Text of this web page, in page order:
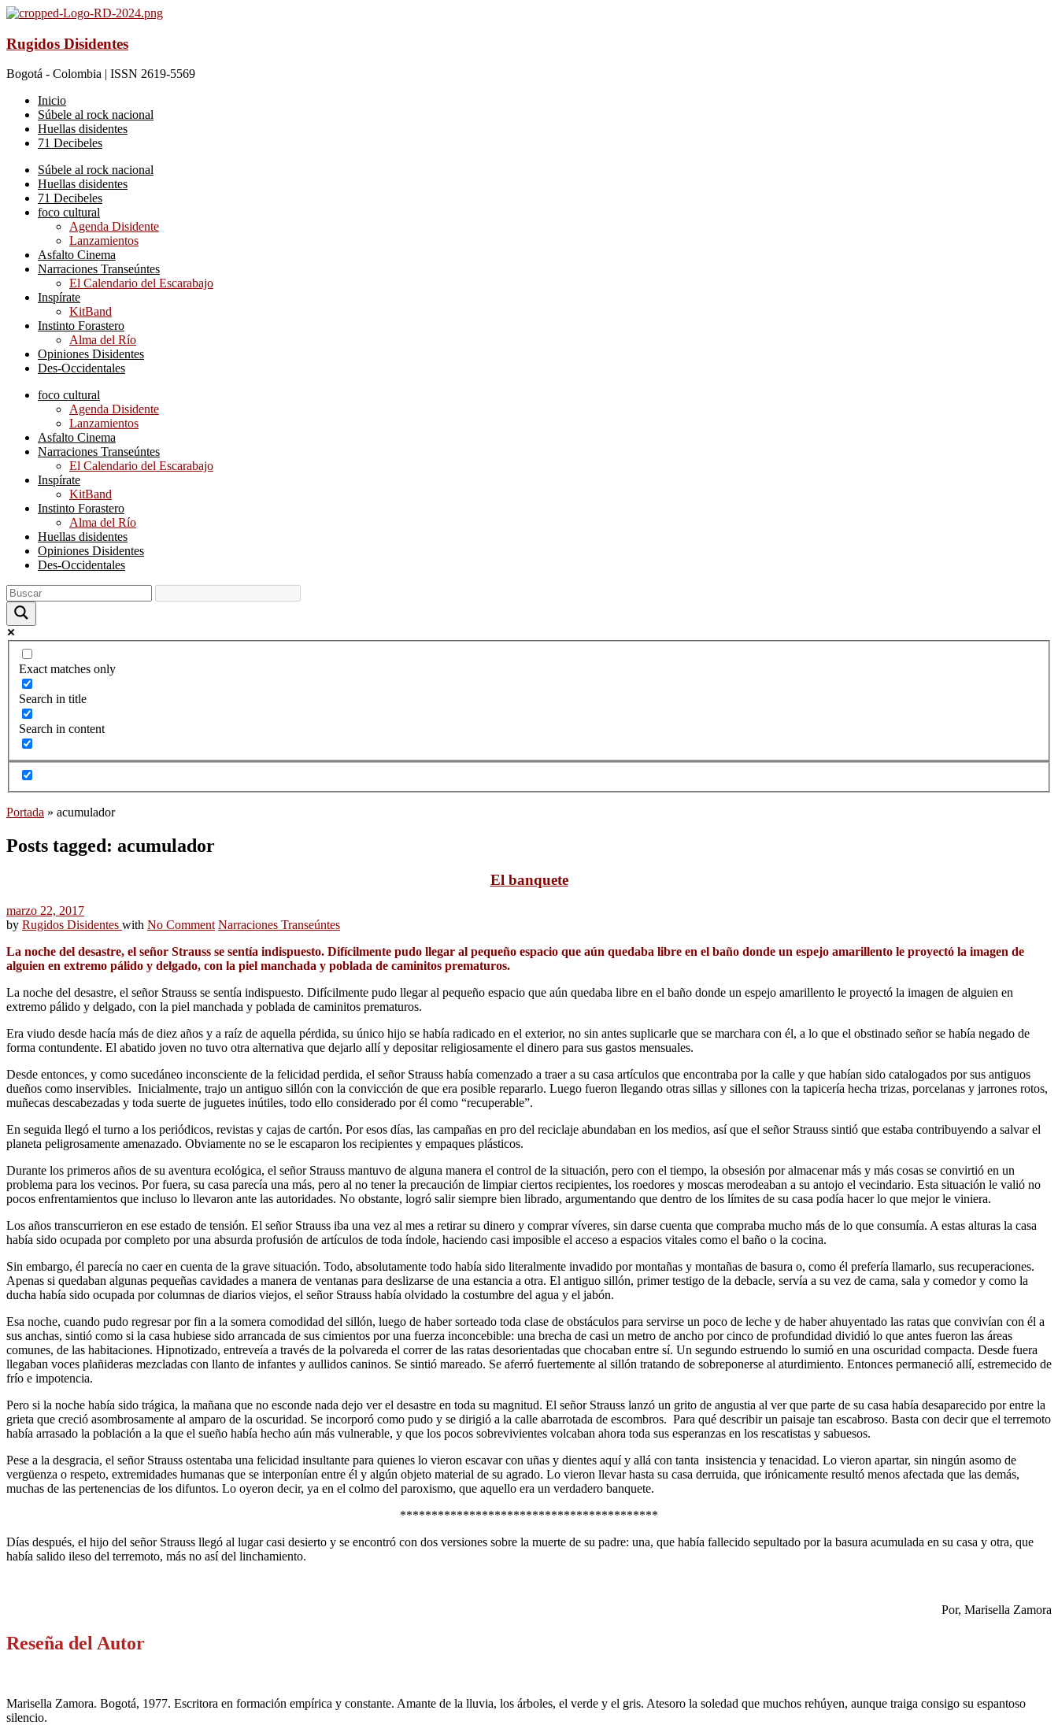
Rugidos Disidentes
Bogotá - Colombia | ISSN 2619-5569
Inicio
Súbele al rock nacional
Huellas disidentes
71 Decibeles
Súbele al rock nacional
Huellas disidentes
71 Decibeles
foco cultural
Agenda Disidente
Lanzamientos
Asfalto Cinema
Narraciones Transeúntes
El Calendario del Escarabajo
Inspírate
KitBand
Instinto Forastero
Alma del Río
Opiniones Disidentes
Des-Occidentales
foco cultural
Agenda Disidente
Lanzamientos
Asfalto Cinema
Narraciones Transeúntes
El Calendario del Escarabajo
Inspírate
KitBand
Instinto Forastero
Alma del Río
Huellas disidentes
Opiniones Disidentes
Des-Occidentales
Exact matches only
Search in title
Search in content
Portada » acumulador
Posts tagged: acumulador
El banquete
marzo 22, 2017
by Rugidos Disidentes with No Comment Narraciones Transeúntes
La noche del desastre, el señor Strauss se sentía indispuesto. Difícilmente pudo llegar al pequeño espacio que aún quedaba libre en el baño donde un espejo amarillento le proyectó la imagen de
alguien en extremo pálido y delgado, con la piel manchada y poblada de caminitos prematuros.
La noche del desastre, el señor Strauss se sentía indispuesto. Difícilmente pudo llegar al pequeño espacio que aún quedaba libre en el baño donde un espejo amarillento le proyectó la imagen de alguien en
extremo pálido y delgado, con la piel manchada y poblada de caminitos prematuros.
Era viudo desde hacía más de diez años y a raíz de aquella pérdida, su único hijo se había radicado en el exterior, no sin antes suplicarle que se marchara con él, a lo que el obstinado señor se había negado de
forma contundente. El abatido joven no tuvo otra alternativa que dejarlo allí y depositar religiosamente el dinero para sus gastos mensuales.
Desde entonces, y como sucedáneo inconsciente de la felicidad perdida, el señor Strauss había comenzado a traer a su casa artículos que encontraba por la calle y que habían sido catalogados por sus antiguos
dueños como inservibles. Inicialmente, trajo un antiguo sillón con la convicción de que era posible repararlo. Luego fueron llegando otras sillas y sillones con la tapicería hecha trizas, porcelanas y jarrones rotos,
muñecas descabezadas y toda suerte de juguetes inútiles, todo ello considerado por él como “recuperable”.
En seguida llegó el turno a los periódicos, revistas y cajas de cartón. Por esos días, las campañas en pro del reciclaje abundaban en los medios, así que el señor Strauss sintió que estaba contribuyendo a salvar el
planeta peligrosamente amenazado. Obviamente no se le escaparon los recipientes y empaques plásticos.
Durante los primeros años de su aventura ecológica, el señor Strauss mantuvo de alguna manera el control de la situación, pero con el tiempo, la obsesión por almacenar más y más cosas se convirtió en un
problema para los vecinos. Por fuera, su casa parecía una más, pero al no tener la precaución de limpiar ciertos recipientes, los roedores y moscas merodeaban a su antojo el vecindario. Esta situación le valió no
pocos enfrentamientos que incluso lo llevaron ante las autoridades. No obstante, logró salir siempre bien librado, argumentando que dentro de los límites de su casa podía hacer lo que mejor le viniera.
Los años transcurrieron en ese estado de tensión. El señor Strauss iba una vez al mes a retirar su dinero y comprar víveres, sin darse cuenta que compraba mucho más de lo que consumía. A estas alturas la casa
había sido ocupada por completo por una absurda profusión de artículos de toda índole, haciendo casi imposible el acceso a espacios vitales como el baño o la cocina.
Sin embargo, él parecía no caer en cuenta de la grave situación. Todo, absolutamente todo había sido literalmente invadido por montañas y montañas de basura o, como él prefería llamarlo, sus recuperaciones.
Apenas si quedaban algunas pequeñas cavidades a manera de ventanas para deslizarse de una estancia a otra. El antiguo sillón, primer testigo de la debacle, servía a su vez de cama, sala y comedor y como la
ducha había sido ocupada por columnas de diarios viejos, el señor Strauss había olvidado la costumbre del agua y el jabón.
Esa noche, cuando pudo regresar por fin a la somera comodidad del sillón, luego de haber sorteado toda clase de obstáculos para servirse un poco de leche y de haber ahuyentado las ratas que convivían con él a
sus anchas, sintió como si la casa hubiese sido arrancada de sus cimientos por una fuerza inconcebible: una brecha de casi un metro de ancho por cinco de profundidad dividió lo que antes fueron las áreas
comunes, de las habitaciones. Hipnotizado, entreveía a través de la polvareda el correr de las ratas desorientadas que chocaban entre sí. Un segundo estruendo lo sumió en una oscuridad compacta. Desde fuera
llegaban voces plañideras mezcladas con llanto de infantes y aullidos caninos. Se sintió mareado. Se aferró fuertemente al sillón tratando de sobreponerse al aturdimiento. Entonces permaneció allí, estremecido de
frío e impotencia.
Pero si la noche había sido trágica, la mañana que no esconde nada dejo ver el desastre en toda su magnitud. El señor Strauss lanzó un grito de angustia al ver que parte de su casa había desaparecido por entre la
grieta que creció asombrosamente al amparo de la oscuridad. Se incorporó como pudo y se dirigió a la calle abarrotada de escombros. Para qué describir un paisaje tan escabroso. Basta con decir que el terremoto
había arrasado la población a la que el sueño había hecho aún más vulnerable, y que los pocos sobrevivientes volcaban ahora toda sus esperanzas en los rescatistas y sabuesos.
Pese a la desgracia, el señor Strauss ostentaba una felicidad insultante para quienes lo vieron escavar con uñas y dientes aquí y allá con tanta insistencia y tenacidad. Lo vieron apartar, sin ningún asomo de
vergüenza o respeto, extremidades humanas que se interponían entre él y algún objeto material de su agrado. Lo vieron llevar hasta su casa derruida, que irónicamente resultó menos afectada que las demás,
muchas de las pertenencias de los difuntos. Lo oyeron decir, ya en el colmo del paroxismo, que aquello era un verdadero banquete.
*****************************************
Días después, el hijo del señor Strauss llegó al lugar casi desierto y se encontró con dos versiones sobre la muerte de su padre: una, que había fallecido sepultado por la basura acumulada en su casa y otra, que
había salido ileso del terremoto, más no así del linchamiento.
Por, Marisella Zamora
Reseña del Autor
Marisella Zamora. Bogotá, 1977. Escritora en formación empírica y constante. Amante de la lluvia, los árboles, el verde y el gris. Atesoro la soledad que muchos rehúyen, aunque traiga consigo su espantoso
silencio.